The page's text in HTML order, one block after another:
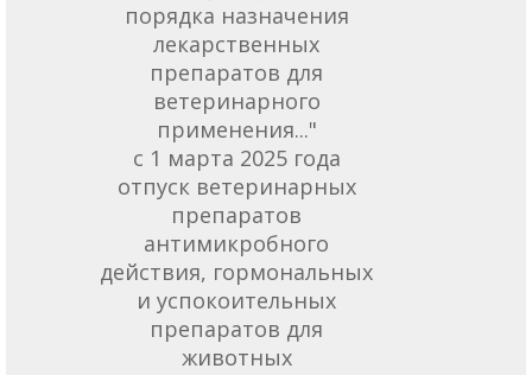
порядка назначения
лекарственных
препаратов для
ветеринарного
применения..."
с 1 марта 2025 года
отпуск ветеринарных
препаратов
антимикробного
действия, гормональных
и успокоительных
препаратов для
животных